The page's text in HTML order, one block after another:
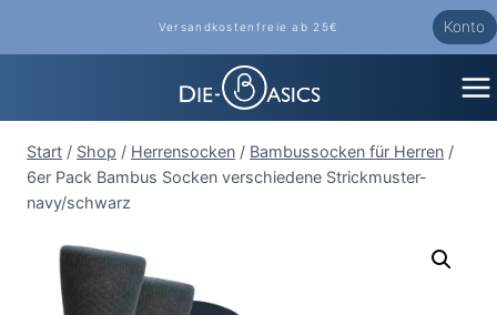
Versandkostenfreie ab 25€ Konto
Start / Shop / Herrensocken / Bambussocken für Herren /
6er Pack Bambus Socken verschiedene Strickmuster-
navy/schwarz